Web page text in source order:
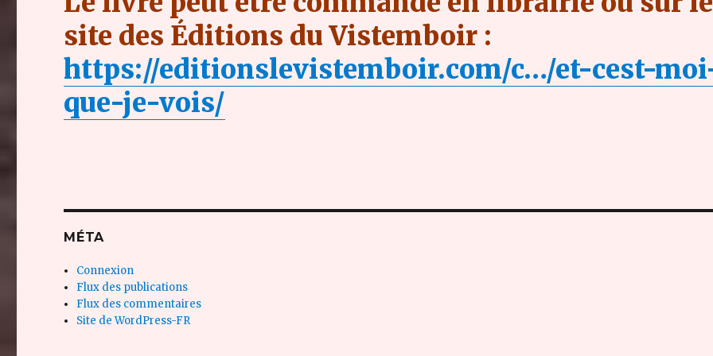
site des Éditions du Vistemboir :
https://editionslevistemboir.com/c…/et-cest-
que-je-vois/
MÉTA
Connexion
Flux des publications
Flux des commentaires
Site de WordPress-FR